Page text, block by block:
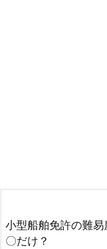
小型船舶免許の難
〇だけ？